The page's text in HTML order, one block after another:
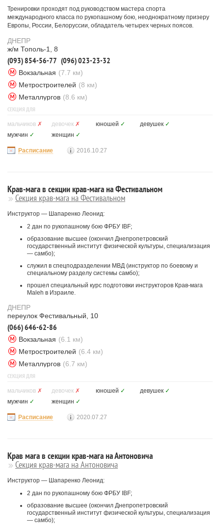
Тренировки проходят под руководством мастера спорта
международного класса по рукопашному бою, неоднократному призеру
Европы, России, Белоруссии, обладатель четырех черных поясов.
ДНЕПР
ж/м Тополь-1, 8
(093) 854-56-77 (096) 023-23-32
Вокзальная (7.7 км)
Метростроителей (8 км)
Металлургов (8.6 км)
СЕКЦИЯ ДЛЯ
мальчиков ✗ девочек ✗ юношей ✓ девушек ✓
мужчин ✓ женщин ✓
Расписание 2016.10.27
Крав-мага в секции крав-мага на Фестивальном
Секция крав-мага на Фестивальном
Инструктор — Шапаренко Леонид:
2 дан по рукопашному бою ФРБУ IBF;
образование высшее (окончил Днепропетровский
государственный институт физической культуры, специализация
— самбо);
служил в спецподразделении МВД (инструктор по боевому и
специальному разделу системы самбо);
прошел специальный курс подготовки инструкторов Крав-мага
Maleh в Израиле.
ДНЕПР
переулок Фестивальный, 10
(066) 646-62-86
Вокзальная (6.1 км)
Метростроителей (6.4 км)
Металлургов (6.7 км)
СЕКЦИЯ ДЛЯ
мальчиков ✗ девочек ✗ юношей ✓ девушек ✓
мужчин ✓ женщин ✓
Расписание 2020.07.27
Крав мага в секции крав-мага на Антоновича
Секция крав-мага на Антоновича
Инструктор — Шапаренко Леонид:
2 дан по рукопашному бою ФРБУ IBF;
образование высшее (окончил Днепропетровский
государственный институт физической культуры, специализация
— самбо);